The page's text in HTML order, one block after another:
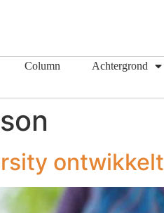
Column Achtergrond